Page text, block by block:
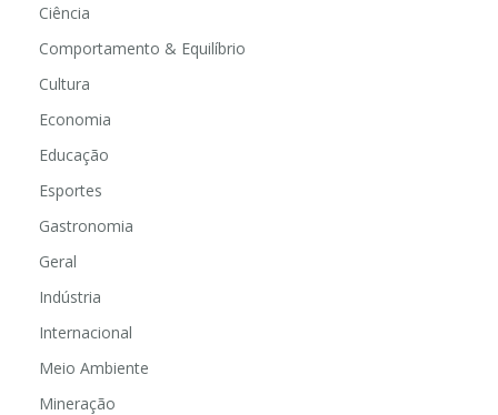
Ciência
Comportamento & Equilíbrio
Cultura
Economia
Educação
Esportes
Gastronomia
Geral
Indústria
Internacional
Meio Ambiente
Mineração